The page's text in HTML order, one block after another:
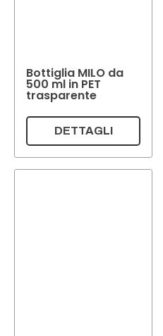
Bottiglia MILO da
500 ml in PET
trasparente
DETTAGLI